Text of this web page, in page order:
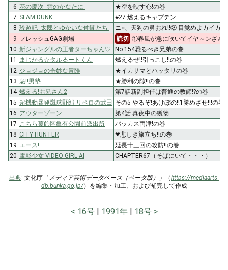
6 花の慶次 -雲のかなたに-
★空を映す心!の巻
7 SLAM DUNK
#27 燃えるキャプテン
8 珍遊記 -太郎とゆかいな仲間たち-
ニ○、天狗の鼻おれ!!③-目覚めよカイカイ
9 フレッシュGAG劇場 読切 ①春風が急に吹いてイヤ～ンざ
10 新ジャングルの王者ターちゃん♡
No.154恐るべき兄弟の巻
11
まじかる☆タルるートくん
燃えるぜ!!引っこし!!の巻
12 ジョジョの奇妙な冒険
★イカサマとハッタリの巻
13 魁!!男塾
★勝利の隙!!の巻
14 燃える!お兄さん2
第7話新副担任は普通の教師!?の巻
15 超機動暴発蹴球野郎 リベロの武田 その5 やるぞ!あけぼの!!1勝めざせ!!!の巻
16 アウターゾーン
第4話 真夜中の獲物
17
こちら葛飾区亀有公園前派出所
バッカス両津!の巻
18 CITY HUNTER
❤悲しき旅立ち!!の巻
19 エース!
延長十三回の攻防!!の巻
20 電影少女 VIDEO-GIRL-AI CHAPTER67（そばにいて・・・）
出典: 文化庁 「メディア芸術データベース（ベータ版）」 （https://mediaarts-
db.bunka.go.jp/）を編集・加工、および補完して作成
16号 1991年 18号